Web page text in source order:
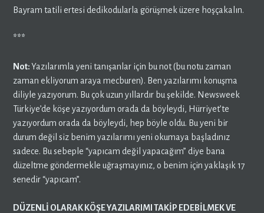
Bayram tatili ertesi dedikodularla görüşmek üzere hoşçakalın.
***
Not:Yazılarımla yeni tanışanlar için bu not (bu notu zaman
zaman ekliyorum araya mecburen). Ben yazılarımı konuşma
diliyle yazıyorum. Bu çok uzun yıllardır bu şekilde. Newsweek
Türkiye’de köşe yazıyordum orada da böyleydi, Hürriyet’te
yazıyordum orada da böyleydi, hep böyle oldu. Bu yeni bir
durum değil siz benim yazılarımı yeni okumaya başladınız
sadece. Bu sebeple “yapıcam değil yapacağım” diye bana
düzeltme göndermekle uğraşmayınız, o benim için yaklaşık 17
senedir “yapıcam”.
DÜZENLİ OLARAK KÖŞE YAZILARIMI TAKİP EDEBİLMEK VE